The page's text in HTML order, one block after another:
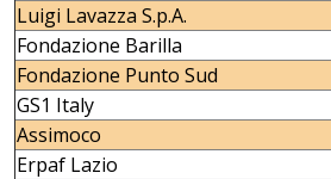
Luigi Lavazza S.p.A.
Fondazione Barilla
Fondazione Punto Sud
GS1 Italy
Assimoco
Erpaf Lazio